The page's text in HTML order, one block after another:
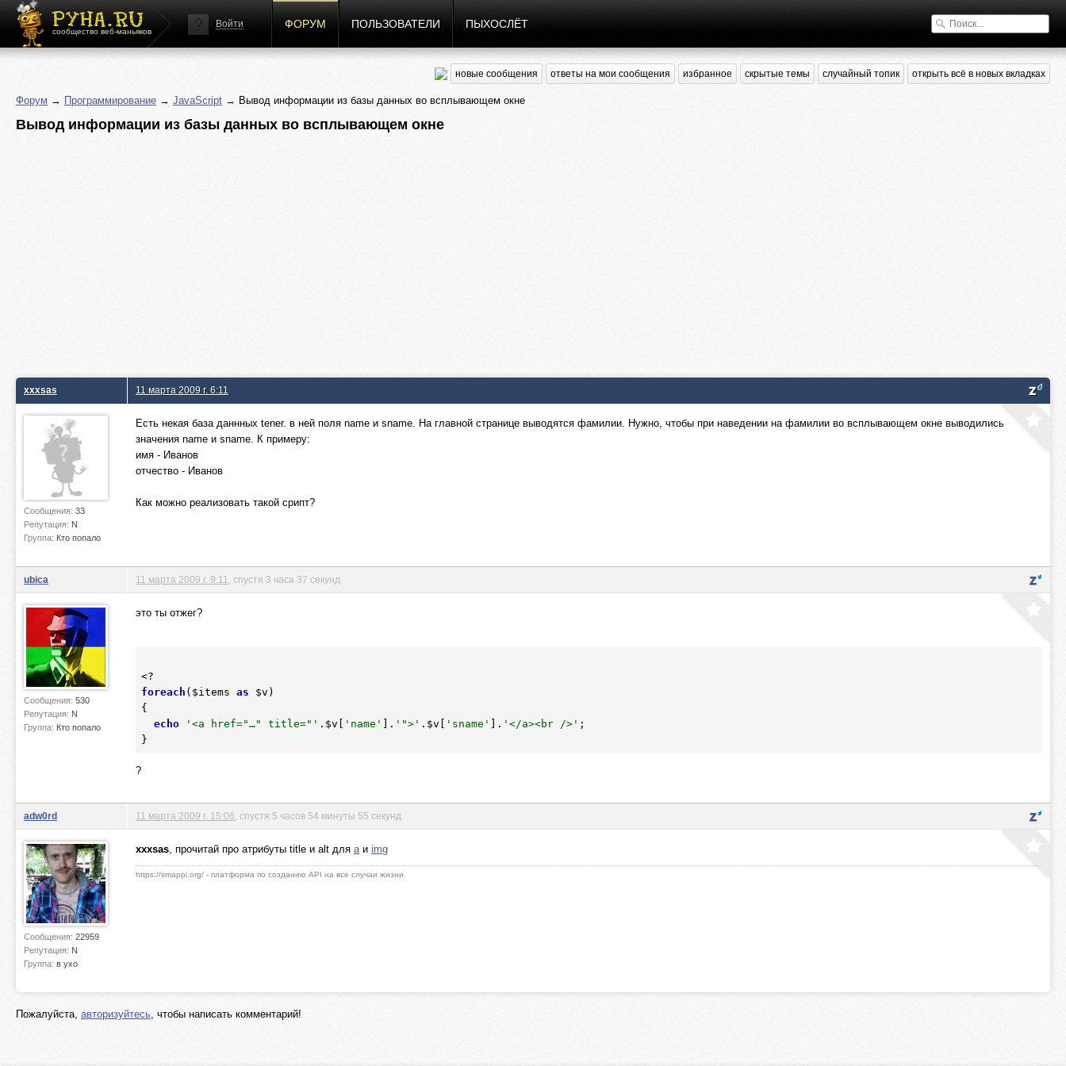
сообщество веб-маньяков
Войти ФОРУМ ПОЛЬЗОВАТЕЛИ ПЫХОСЛЁТ
новые сообщения ответы на мои сообщения избранное скрытые темы случайный топик открыть всё в новых вкладках
Форум → Программирование → JavaScript → Вывод информации из базы данных во всплывающем окне
Вывод информации из базы данных во всплывающем окне
xxxsas
Сообщения: 33
Репутация: N
Группа: Кто попало
11 марта 2009 г. 6:11
Есть некая база даннных tener. в ней поля name и sname. На главной странице выводятся фамилии. Нужно, чтобы при наведении на фамилии во всплывающем окне выводились
значения name и sname. К примеру:
имя - Иванов
отчество - Иванов
Как можно реализовать такой срипт?
ubica
Сообщения: 530
Репутация: N
Группа: Кто попало
11 марта 2009 г. 9:11 , спустя 3 часа 37 секунд
это ты отжег?
foreach ( $items as $v )
{
echo
'<a href="…" title="' . $v [ 'name' ]. '">' . $v [ 'sname' ]. '</a><br />' ;
?
adw0rd
Сообщения: 22959
Репутация: N
Группа: в ухо
11 марта 2009 г. 15:06 , спустя 5 часов 54 минуты 55 секунд
xxxsas, прочитай про атрибуты title и alt для aи img
https://smappi.org/ - платформа по созданию API на все случаи жизни
Пожалуйста, авторизуйтесь, чтобы написать комментарий!